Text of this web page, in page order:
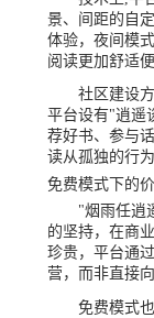
景、间距的自
体验，夜间模
阅读更加舒适便
社区建设
平台设有"逍遥
荐好书、参与
读从孤独的行
免费模式下的
"烟雨任逍
的坚持，在商
珍贵，平台通
营，而非直接
免费模式